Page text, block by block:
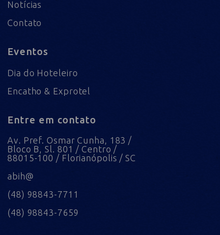
Notícias
Contato
Eventos
Dia do Hoteleiro
Encatho & Exprotel
Entre em contato
Av. Pref. Osmar Cunha, 183 /
Bloco B, Sl. 801 / Centro /
88015-100 / Florianópolis / SC
abih@
(48) 98843-7711
(48) 98843-7659